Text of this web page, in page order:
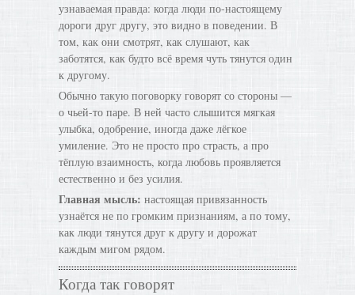
узнаваемая правда: когда люди по-настоящему
дороги друг другу, это видно в поведении. В
том, как они смотрят, как слушают, как
заботятся, как будто всё время чуть тянутся один
к другому.
Обычно такую поговорку говорят со стороны —
о чьей-то паре. В ней часто слышится мягкая
улыбка, одобрение, иногда даже лёгкое
умиление. Это не просто про страсть, а про
тёплую взаимность, когда любовь проявляется
естественно и без усилия.
Главная мысль: настоящая привязанность
узнаётся не по громким признаниям, а по тому,
как люди тянутся друг к другу и дорожат
каждым мигом рядом.
Когда так говорят